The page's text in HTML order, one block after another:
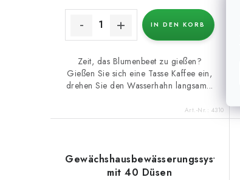
IN DEN KORB
Zeit, das Blumenbeet zu gießen?
Gießen Sie sich eine Tasse Kaffee ein,
drehen Sie den Wasserhahn langsam...
Art.-Nr.: 4310
Gewächshausbewässerungssystem
mit 40 Düsen